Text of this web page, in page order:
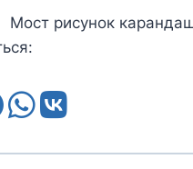
Мост рисунок